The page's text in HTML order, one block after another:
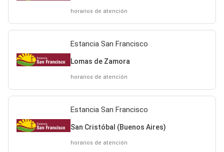
horarios de atención
Estancia San Francisco
Lomas de Zamora
horarios de atención
Estancia San Francisco
San Cristóbal (Buenos Aires)
horarios de atención